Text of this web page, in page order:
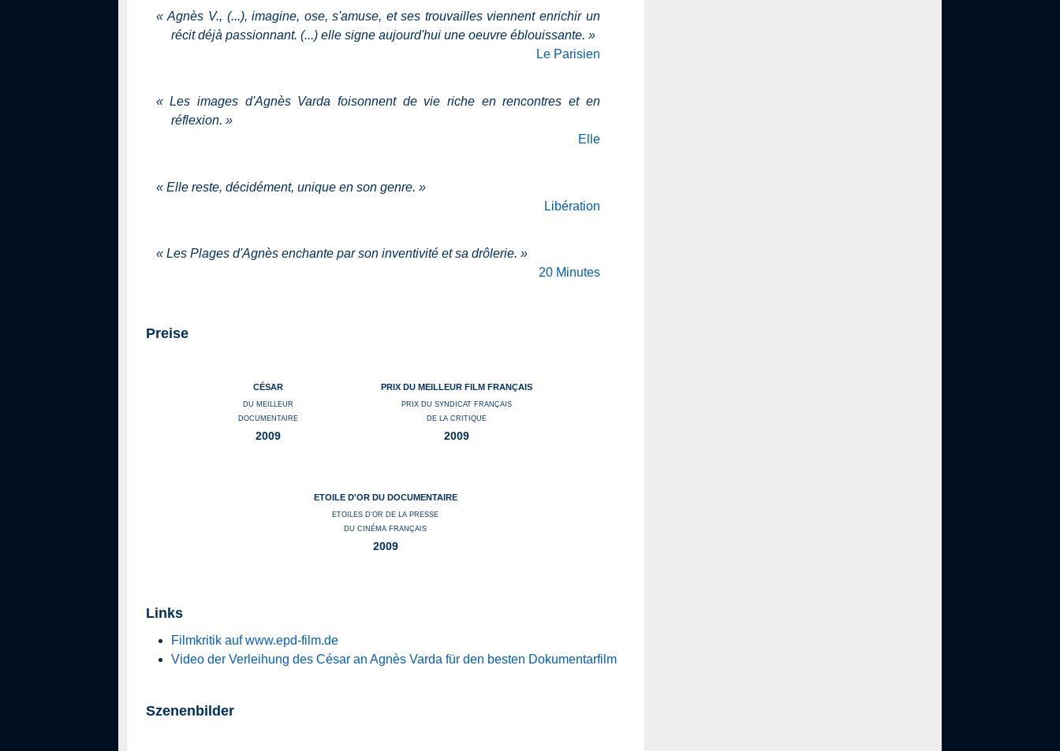
«Agnès V., (...), imagine, ose, s'amuse, et ses trouvailles viennent enrichir un
récit déjà passionnant. (...) elle signe aujourd'hui une oeuvre éblouissante. »
Le Parisien
«Les images d'Agnès Varda foisonnent de vie riche en rencontres et en
réflexion. »
Elle
« Elle reste, décidément, unique en son genre. »
Libération
« Les Plages d'Agnès enchante par son inventivité et sa drôlerie. »
20 Minutes
Preise
CÉSAR
DU MEILLEUR
DOCUMENTAIRE
2009
PRIX DU MEILLEUR FILM FRANÇAIS
PRIX DU SYNDICAT FRANÇAIS
DE LA CRITIQUE
2009
ETOILE D'OR DU DOCUMENTAIRE
ETOILES D'OR DE LA PRESSE
DU CINÉMA FRANÇAIS
2009
Links
Filmkritik auf www.epd-film.de
Video der Verleihung des César an Agnès Varda für den besten Dokumentarfilm
Szenenbilder